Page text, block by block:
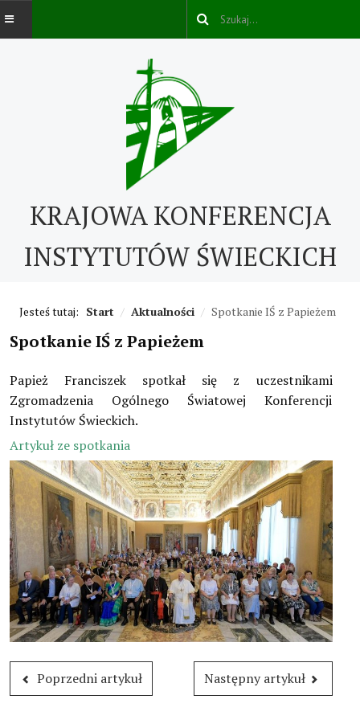
Kontakt
ABC IŚ
Historia IŚ
Cechy IŚ
Dokumenty Kościoła
Instytuty świeckie kleryckie
Publikacje
Multimedia
IŚ W POLSCE
TERMINARZ
POLECAMY
KRAJOWA KONFERENCJA
INSTYTUTÓW ŚWIECKICH
Jesteś tutaj: Start / Aktualności / Spotkanie IŚ z Papieżem
Spotkanie IŚ z Papieżem
Papież Franciszek spotkał się z uczestnikami
Zgromadzenia Ogólnego Światowej Konferencji
Instytutów Świeckich.
Artykuł ze spotkania
Poprzedni artykuł Następny artykuł